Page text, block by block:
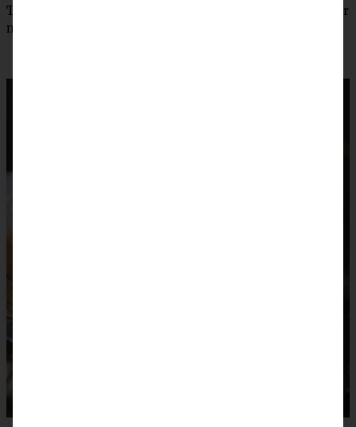
Tipp: Mischung geht auch in Form von Muffins, dann aber
nur 25 – 30 Minuten im Ofen lassen!